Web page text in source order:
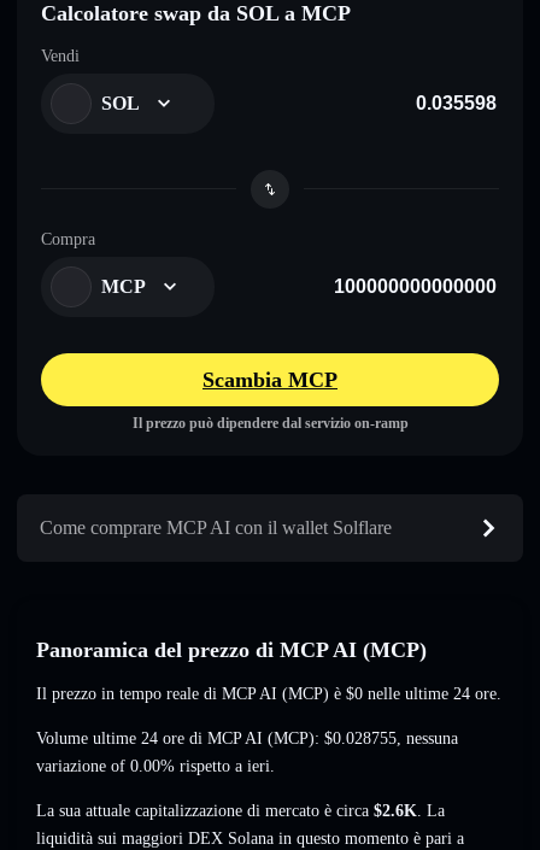
Calcolatore swap da SOL a MCP
Vendi
SOL
Compra
MCP
Scambia MCP
Il prezzo può dipendere dal servizio on-ramp
Come comprare MCP AI con il wallet Solflare
Panoramica del prezzo di MCP AI (MCP)
Il prezzo in tempo reale di MCP AI (MCP) è $0 nelle ultime 24 ore.
Volume ultime 24 ore di MCP AI (MCP): $0.028755, nessuna
variazione of 0.00% rispetto a ieri.
La sua attuale capitalizzazione di mercato è circa $2.6K. La
liquidità sui maggiori DEX Solana in questo momento è pari a